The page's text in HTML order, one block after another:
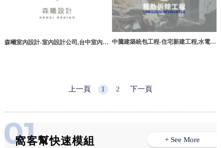
森曦室內設計-室內設計公司,台中室內設 中騰建築統包工程-住宅新建工程,水電工
上一頁 1 2 下一頁
窩客幫快速模組 + See More